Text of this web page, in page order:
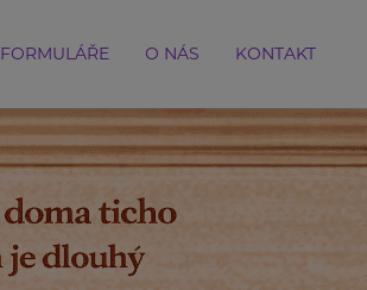
FORMULÁŘE O NÁS KONTAKT